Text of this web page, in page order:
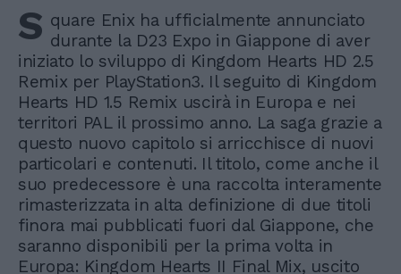
S quare Enix ha ufficialmente annunciato
durante la D23 Expo in Giappone di aver
iniziato lo sviluppo di Kingdom Hearts HD 2.5
Remix per PlayStation3. Il seguito di Kingdom
Hearts HD 1.5 Remix uscirà in Europa e nei
territori PAL il prossimo anno. La saga grazie a
questo nuovo capitolo si arricchisce di nuovi
particolari e contenuti. Il titolo, come anche il
suo predecessore è una raccolta interamente
rimasterizzata in alta definizione di due titoli
finora mai pubblicati fuori dal Giappone, che
saranno disponibili per la prima volta in
Europa: Kingdom Hearts II Final Mix, uscito